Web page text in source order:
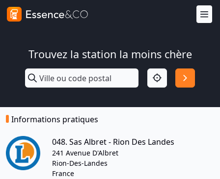
Trouvez la station la moins chère
Informations pratiques
048. Sas Albret - Rion Des Landes
241 Avenue D'Albret
Rion-Des-Landes
France